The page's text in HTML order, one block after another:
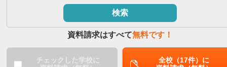
検索
資料請求はすべて無料です！
チェックした学校に
全校（17件）に